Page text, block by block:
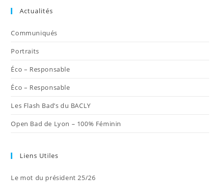
un
nouvel
nouvel
Actualités
Communiqués
Portraits
Éco – Responsable
Éco – Responsable
Les Flash Bad’s du BACLY
Open Bad de Lyon – 100% Féminin
Liens Utiles
Le mot du président 25/26